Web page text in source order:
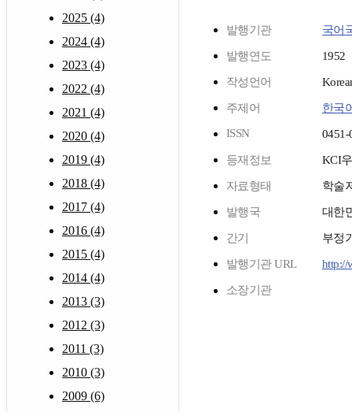
2025 (4)
2024 (4)
2023 (4)
2022 (4)
2021 (4)
2020 (4)
2019 (4)
2018 (4)
2017 (4)
2016 (4)
2015 (4)
2014 (4)
2013 (3)
2012 (3)
2011 (3)
2010 (3)
2009 (6)
발행기관 국어
발행연도 1952
작성언어
주제어
한국
ISSN
0451-
등재정보 KCI
자료형태 학술
발행국 대한
간기 부정
발행기관 URL http://
소장기관